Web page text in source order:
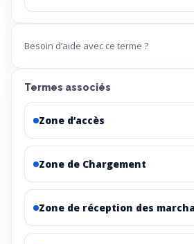
Besoin d’aide avec ce terme ?
Termes associés
Zone d’accès
Zone de Chargement
Zone de réception des